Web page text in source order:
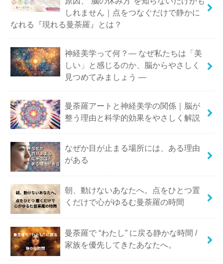
しれません｜点をつなぐだけで静かに
なれる『現れる曼荼羅』とは？
神経美学って何？― なぜ私たちは「美
しい」と感じるのか、脳からやさしく
見つめてみましょう ―
曼荼羅アートと神経美学の関係｜脳が
整う理由と科学的効果をやさしく解説
なぜか目が止まる場所には、ある理由
がある
朝、動けないあなたへ。点をひとつ置
くだけで心がゆるむ曼荼羅の時間
曼荼羅で “わたし” に戻る静かな時間 /
家族を優先してきたあなたへ。